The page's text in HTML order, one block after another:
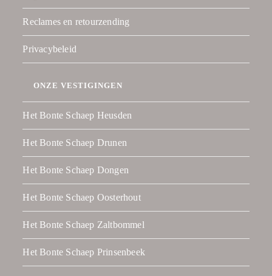
Reclames en retourzending
Privacybeleid
ONZE VESTIGINGEN
Het Bonte Schaep Heusden
Het Bonte Schaep Drunen
Het Bonte Schaep Dongen
Het Bonte Schaep Oosterhout
Het Bonte Schaep Zaltbommel
Het Bonte Schaep Prinsenbeek